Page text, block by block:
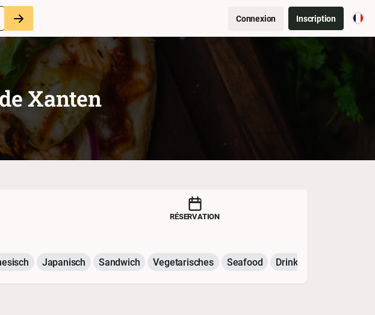
Connexion Inscription
Xanten
RÉSERVATION
Japanisch Sandwich Vegetarisches Seafood Drinks